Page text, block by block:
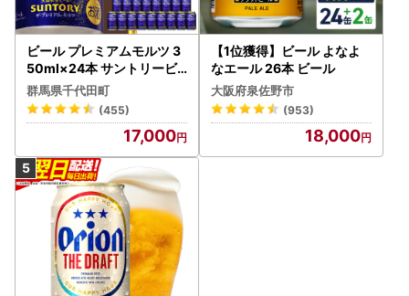
ビール プレミアムモルツ 3
50ml×24本 サントリービ
ール
群馬県千代田町
(455)
17,000
【1位獲得】ビール よなよ
なエール 26本 ビール
大阪府泉佐野市
(953)
18,000